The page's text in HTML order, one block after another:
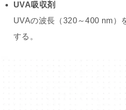
UVA吸収剤
UVAの波長（320～400 nm）
する。